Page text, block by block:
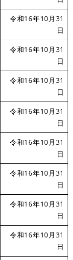
令和16年10月31
日
令和16年10月31
日
令和16年10月31
日
令和16年10月31
日
令和16年10月31
日
令和16年10月31
日
令和16年10月31
日
令和16年10月31
日